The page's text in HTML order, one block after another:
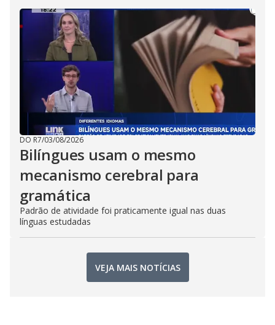
DO R7/03/08/2026
Bilíngues usam o mesmo
mecanismo cerebral para
gramática
Padrão de atividade foi praticamente igual nas duas
línguas estudadas
VEJA MAIS NOTÍCIAS